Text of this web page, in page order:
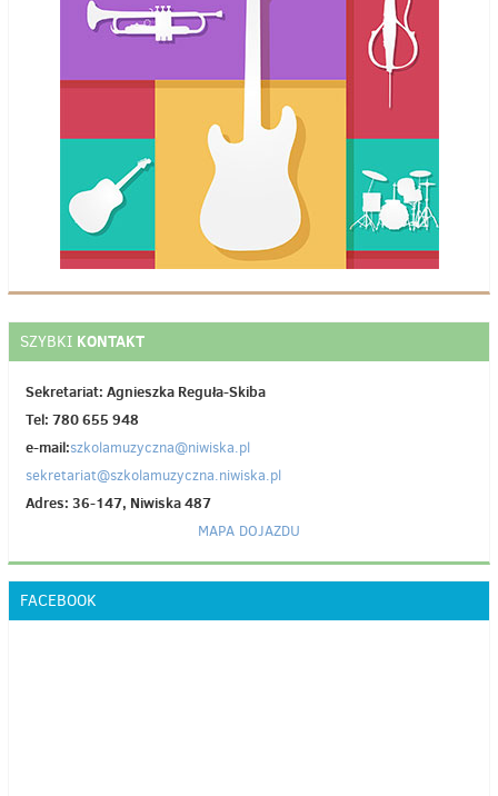
SZYBKI KONTAKT
Sekretariat: Agnieszka Reguła-Skiba
Tel: 780 655 948
e-mail:szkolamuzyczna@niwiska.pl
sekretariat@szkolamuzyczna.niwiska.pl
Adres: 36-147, Niwiska 487
MAPA DOJAZDU
FACEBOOK